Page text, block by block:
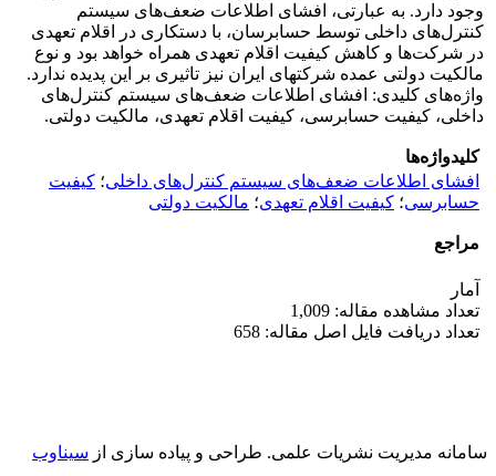
وجود دارد. به عبارتی، افشای اطلاعات ضعف‌های سیستم
کنترل‌های داخلی توسط حسابرسان‌‌‌‌، با دستکاری در اقلام تعهدی
در شرکت‌ها و کاهش کیفیت اقلام تعهدی همراه خواهد بود و نوع
مالکیت دولتی عمده شرکتهای ایران نیز تاثیری بر این پدیده ندارد.
واژه‌های کلیدی: افشای اطلاعات ضعف‌های سیستم کنترل‌های
داخلی، کیفیت حسابرسی، کیفیت اقلام تعهدی، مالکیت دولتی.
کلیدواژه‌ها
افشای اطلاعات ضعف‌های سیستم کنترل‌های داخلی؛ کیفیت
حسابرسی؛ کیفیت اقلام تعهدی؛ مالکیت دولتی
مراجع
آمار
تعداد مشاهده مقاله: 1,009
تعداد دریافت فایل اصل مقاله: 658
سامانه مدیریت نشریات علمی. طراحی و پیاده سازی از سیناوب